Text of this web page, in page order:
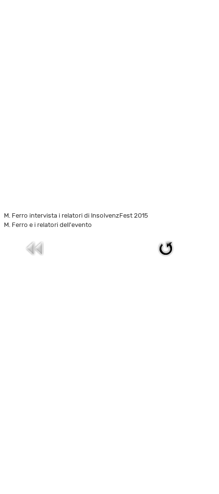
M. Ferro intervista i relatori di InsolvenzFest 2015
M. Ferro e i relatori dell'evento